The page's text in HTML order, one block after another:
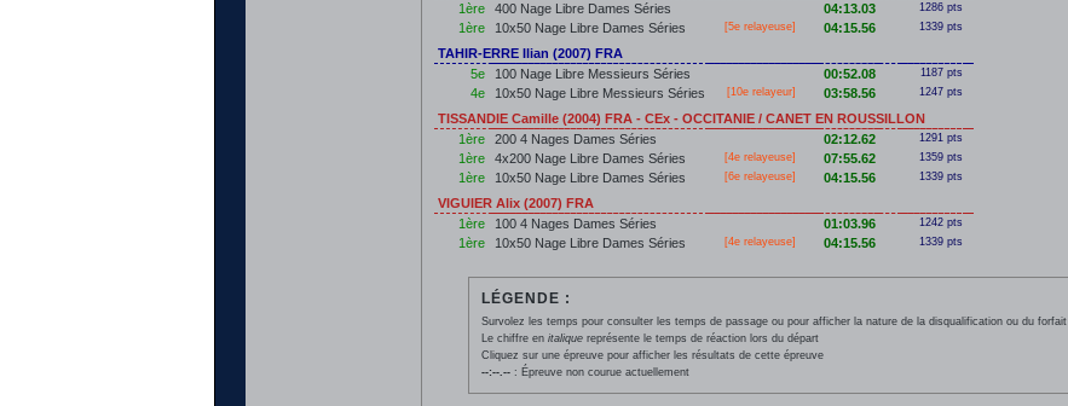
1ère
400 Nage Libre Dames Séries 04:13.03 1286 pts
1ère 10x50 Nage Libre Dames Séries [5e relayeuse] 04:15.56 1339 pts
TAHIR-ERRE Ilian (2007) FRA
5e
100 Nage Libre Messieurs Séries 00:52.08 1187 pts
4e 10x50 Nage Libre Messieurs Séries [10e relayeur] 03:58.56 1247 pts
TISSANDIE Camille (2004) FRA - CEx - OCCITANIE / CANET EN ROUSSILLON
1ère
200 4 Nages Dames Séries 02:12.62 1291 pts
1ère 4x200 Nage Libre Dames Séries [4e relayeuse] 07:55.62 1359 pts
1ère 10x50 Nage Libre Dames Séries [6e relayeuse] 04:15.56 1339 pts
VIGUIER Alix (2007) FRA
1ère
100 4 Nages Dames Séries 01:03.96 1242 pts
1ère 10x50 Nage Libre Dames Séries [4e relayeuse] 04:15.56 1339 pts
LÉGENDE :
Survolez les temps pour consulter les temps de passage ou pour afficher la nature de la disqualification ou du forfait
Le chiffre en italiquereprésente le temps de réaction lors du départ
Cliquez sur une épreuve pour afficher les résultats de cette épreuve
--:--.--: Épreuve non courue actuellement